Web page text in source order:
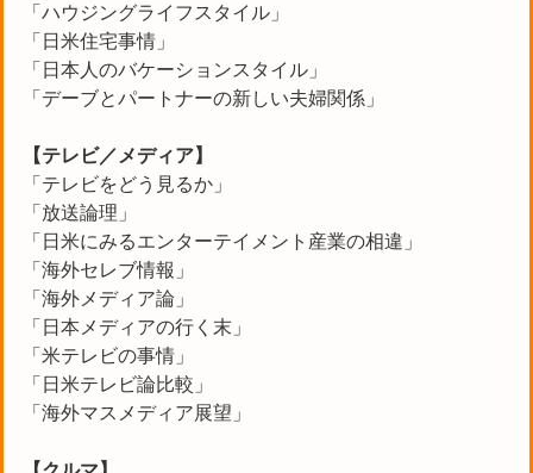
「ハウジングライフスタイル」
「日米住宅事情」
「日本人のバケーションスタイル」
「デーブとパートナーの新しい夫婦関係」
【テレビ／メディア】
「テレビをどう見るか」
「放送論理」
「日米にみるエンターテイメント産業の相違」
「海外セレブ情報」
「海外メディア論」
「日本メディアの行く末」
「米テレビの事情」
「日米テレビ論比較」
「海外マスメディア展望」